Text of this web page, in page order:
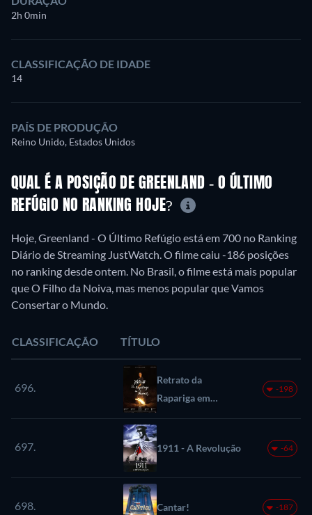
2h 0min
CLASSIFICAÇÃO DE IDADE
14
PAÍS DE PRODUÇÃO
Reino Unido, Estados Unidos
QUAL É A POSIÇÃO DE GREENLAND - O ÚLTIMO
REFÚGIO NO RANKING HOJE?
Hoje, Greenland - O Último Refúgio está em 700 no Ranking
Diário de Streaming JustWatch. O filme caiu -186 posições
no ranking desde ontem. No Brasil, o filme está mais popular
que O Filho da Noiva, mas menos popular que Vamos
Consertar o Mundo.
CLASSIFICAÇÃO TÍTULO
696.
Retrato da
Rapariga em
Chamas
-198
697. 1911 - A Revolução -64
698. Cantar! -187